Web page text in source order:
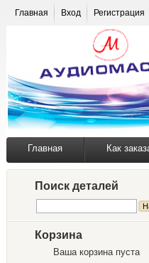
Главная Вход Регистрация
Главная Как
Поиск деталей
Корзина
Ваша корзина пуста